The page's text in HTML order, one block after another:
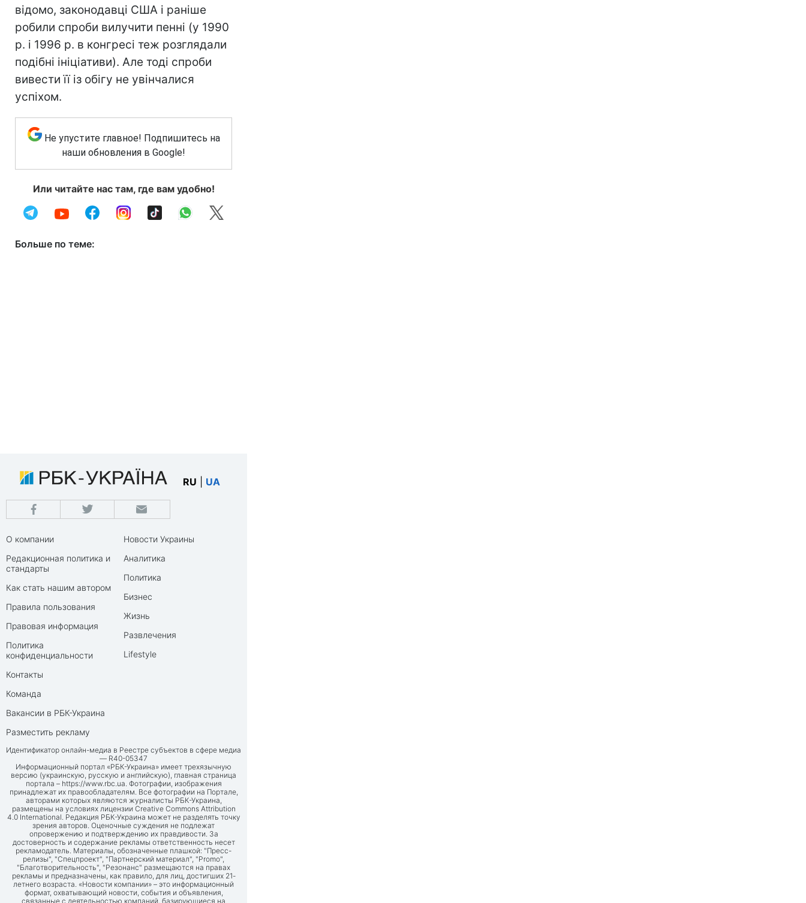
відомо, законодавці США і раніше
робили спроби вилучити пенні (у 1990
р. і 1996 р. в конгресі теж розглядали
подібні ініціативи). Але тоді спроби
вивести її із обігу не увінчалися
успіхом.
Не упустите главное! Подпишитесь на
наши обновления в Google!
Или читайте нас там, где вам удобно!
Больше по теме:
RU UA
О компании
Редакционная политика и
стандарты
Как стать нашим автором
Правила пользования
Правовая информация
Политика
конфиденциальности
Контакты
Команда
Вакансии в РБК-Украина
Разместить рекламу
Новости Украины
Аналитика
Политика
Бизнес
Жизнь
Развлечения
Lifestyle
Идентификатор онлайн-медиа в Реестре субъектов в сфере медиа
— R40-05347
Информационный портал «РБК-Украина» имеет трехязычную
версию (украинскую, русскую и английскую), главная страница
портала – https://www.rbc.ua. Фотографии, изображения
принадлежат их правообладателям. Все фотографии на Портале,
авторами которых являются журналисты РБК-Украина,
размещены на условиях лицензии Creative Commons Attribution
4.0 International. Редакция РБК-Украина может не разделять точку
зрения авторов. Оценочные суждения не подлежат
опровержению и подтверждению их правдивости. За
достоверность и содержание рекламы ответственность несет
рекламодатель. Материалы, обозначенные плашкой: "Пресс-
релизы", "Спецпроект", "Партнерский материал", "Promo",
"Благотворительность", "Резонанс" размещаются на правах
рекламы и предназначены, как правило, для лиц, достигших 21-
летнего возраста. «Новости компании» – это информационный
формат, охватывающий новости, события и объявления,
связанные с деятельностью компаний, базирующиеся на